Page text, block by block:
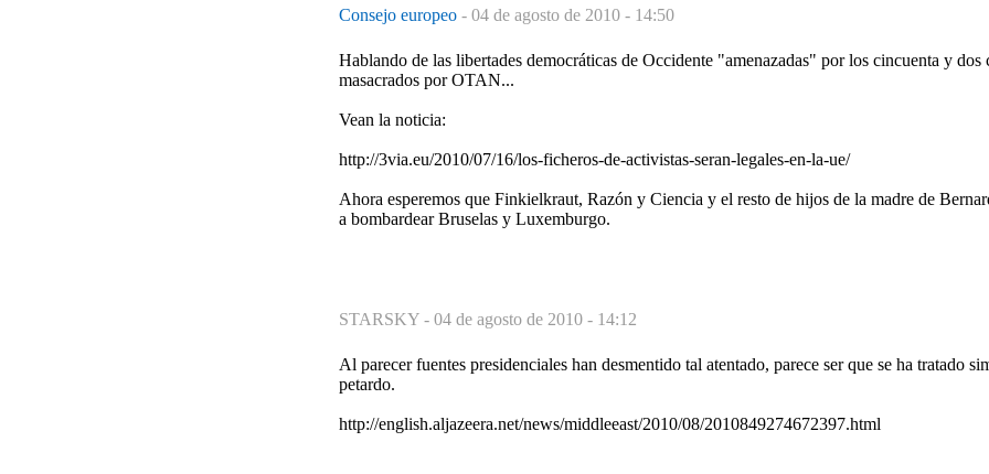
Consejo europeo - 04 de agosto de 2010 - 14:50
Hablando de las libertades democráticas de Occidente "amenazadas" por los cincuenta y dos
masacrados por OTAN...
Vean la noticia:
http://3via.eu/2010/07/16/los-ficheros-de-activistas-seran-legales-en-la-ue/
Ahora esperemos que Finkielkraut, Razón y Ciencia y el resto de hijos de la madre de
a bombardear Bruselas y Luxemburgo.
STARSKY - 04 de agosto de 2010 - 14:12
Al parecer fuentes presidenciales han desmentido tal atentado, parece ser que se ha tratado
petardo.
http://english.aljazeera.net/news/middleeast/2010/08/2010849274672397.html